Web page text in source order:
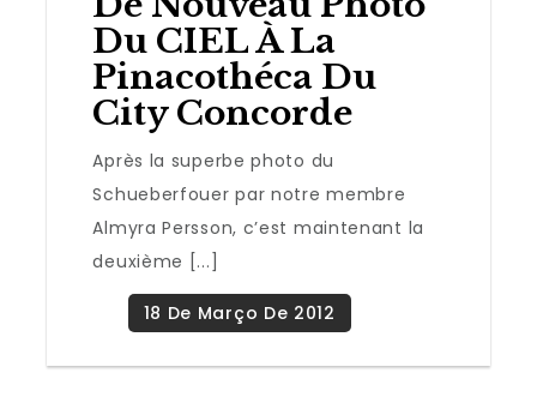
Du CIEL À La
Pinacothéca Du
City Concorde
Après la superbe photo du
Schueberfouer par notre membre
Almyra Persson, c’est maintenant la
deuxième [...]